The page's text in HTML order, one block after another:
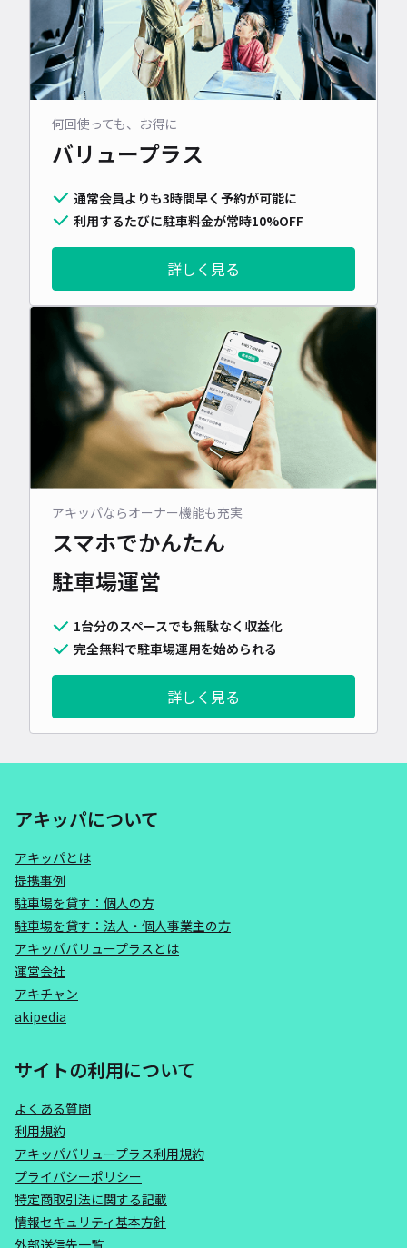
何回使っても、お得に
バリュープラス
通常会員よりも3時間早く予約が可能に
利用するたびに駐車料金が常時10%OFF
詳しく見る
アキッパならオーナー機能も充実
スマホでかんたん
駐車場運営
1台分のスペースでも無駄なく収益化
完全無料で駐車場運用を始められる
詳しく見る
アキッパについて
アキッパとは
提携事例
駐車場を貸す：個人の方
駐車場を貸す：法人・個人事業主の方
アキッパバリュープラスとは
運営会社
アキチャン
akipedia
サイトの利用について
よくある質問
利用規約
アキッパバリュープラス利用規約
プライバシーポリシー
特定商取引法に関する記載
情報セキュリティ基本方針